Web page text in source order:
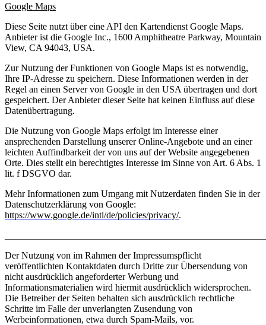
Google Maps
Diese Seite nutzt über eine API den Kartendienst Google Maps.
Anbieter ist die Google Inc., 1600 Amphitheatre Parkway, Mountain
View, CA 94043, USA.
Zur Nutzung der Funktionen von Google Maps ist es notwendig,
Ihre IP-Adresse zu speichern. Diese Informationen werden in der
Regel an einen Server von Google in den USA übertragen und dort
gespeichert. Der Anbieter dieser Seite hat keinen Einfluss auf diese
Datenübertragung.
Die Nutzung von Google Maps erfolgt im Interesse einer
ansprechenden Darstellung unserer Online-Angebote und an einer
leichten Auffindbarkeit der von uns auf der Website angegebenen
Orte. Dies stellt ein berechtigtes Interesse im Sinne von Art. 6 Abs. 1
lit. f DSGVO dar.
Mehr Informationen zum Umgang mit Nutzerdaten finden Sie in der
Datenschutzerklärung von Google:
https://www.google.de/intl/de/policies/privacy/.
Der Nutzung von im Rahmen der Impressumspflicht
veröffentlichten Kontaktdaten durch Dritte zur Übersendung von
nicht ausdrücklich angeforderter Werbung und
Informationsmaterialien wird hiermit ausdrücklich widersprochen.
Die Betreiber der Seiten behalten sich ausdrücklich rechtliche
Schritte im Falle der unverlangten Zusendung von
Werbeinformationen, etwa durch Spam-Mails, vor.